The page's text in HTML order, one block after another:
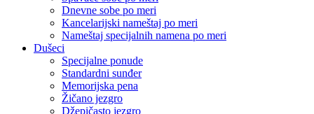
Dnevne sobe po meri
Kancelarijski nameštaj po meri
Nameštaj specijalnih namena po meri
Dušeci
Specijalne ponude
Standardni sunđer
Memorijska pena
Žičano jezgro
Džepičasto jezgro